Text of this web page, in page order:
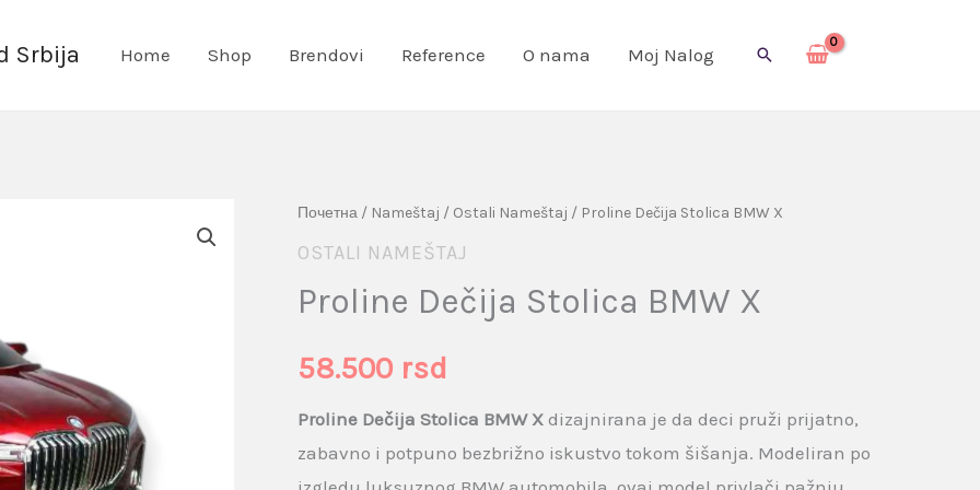
Srbija Home Shop Brendovi Reference O nama Moj Nalog Pretraga
Почетна / Nameštaj / Ostali Nameštaj / Proline Dečija Stolica BMW X
OSTALI NAMEŠTAJ
Proline Dečija Stolica BMW X
58.500 rsd
Proline Dečija Stolica BMW X dizajnirana je da deci pruži prijatno,
zabavno i potpuno bezbrižno iskustvo tokom šišanja. Modeliran po
Proline
Dečija
BMW
količina